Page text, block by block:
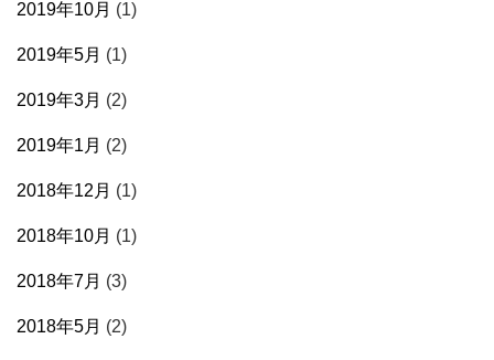
2019年10月 (1)
2019年5月 (1)
2019年3月 (2)
2019年1月 (2)
2018年12月 (1)
2018年10月 (1)
2018年7月 (3)
2018年5月 (2)